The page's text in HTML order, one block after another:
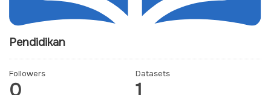
Pendidikan
Followers
0
Datasets
1